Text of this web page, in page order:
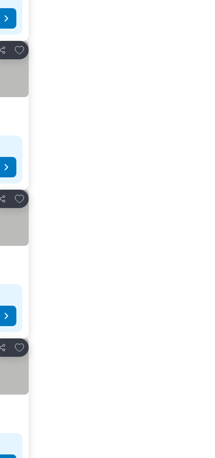
Partilhar
Adicionar aos favoritos
Partilhar
Adicionar aos favoritos
Partilhar
Adicionar aos favoritos